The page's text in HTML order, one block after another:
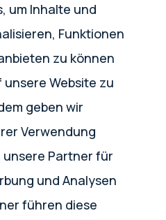
um Inhalte und
Funktionen
zu können
Website zu
geben wir
Verwendung
unsere Partner für
und Analysen
führen diese